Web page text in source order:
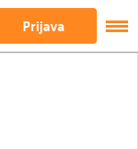
Prijava